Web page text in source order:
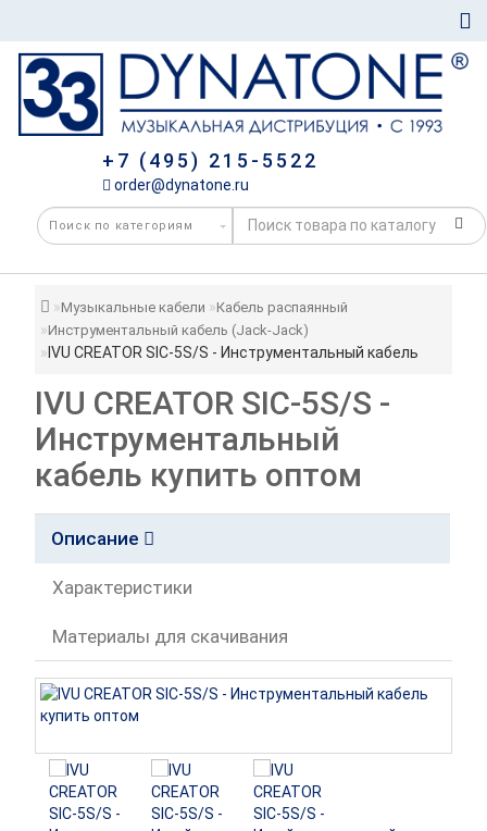
+7 (495) 215-5522
order@dynatone.ru
Музыкальные кабели
Кабель распаянный
Инструментальный кабель (Jack-Jack)
IVU CREATOR SIC-5S/S - Инструментальный кабель
IVU CREATOR SIC-5S/S -
Инструментальный
кабель купить оптом
Описание
Характеристики
Материалы для скачивания